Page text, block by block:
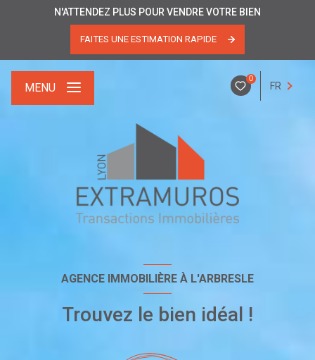
N'ATTENDEZ PLUS POUR VENDRE VOTRE BIEN
FAITES UNE ESTIMATION RAPIDE
0
FR
MENU
AGENCE IMMOBILIÈRE À L'ARBRESLE
Trouvez le bien idéal !